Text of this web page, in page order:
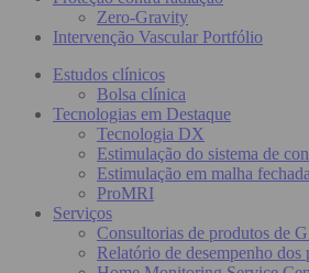
Zero-Gravity
Intervenção Vascular Portfólio
Estudos clínicos
Bolsa clínica
Tecnologias em Destaque
Tecnologia DX
Estimulação do sistema de
Estimulação em malha fechada
ProMRI
Serviços
Consultorias de produtos de
Relatório de desempenho